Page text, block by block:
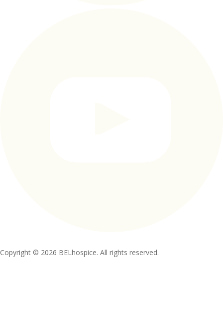
Copyright © 2026 BELhospice. All rights reserved.